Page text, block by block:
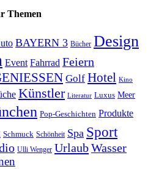
Themen
BAYERN 3 Bücher Design
Event Fahrrad Feiern
Golf Hotel Kino
Künstler Literatur Luxus Meer
Pop-Geschichten Produkte
Schmuck Schönheit Spa Sport
Ulli Wenger UrlaubWasser